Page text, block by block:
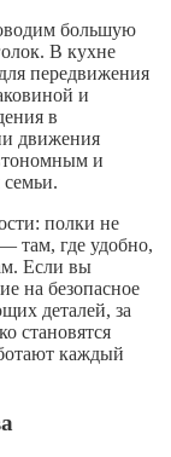
большую
В кухне
передвижения
и
в
движения
и
полки не
там, где удобно,
Если вы
на безопасное
деталей, за
становятся
каждый